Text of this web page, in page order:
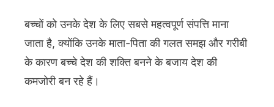
बच्चों को उनके देश के लिए सबसे महत्वपूर्ण संपत्ति माना
जाता है, क्योंकि उनके माता-पिता की गलत समझ और गरीबी
के कारण बच्चे देश की शक्ति बनने के बजाय देश की
कमजोरी बन रहे हैं।